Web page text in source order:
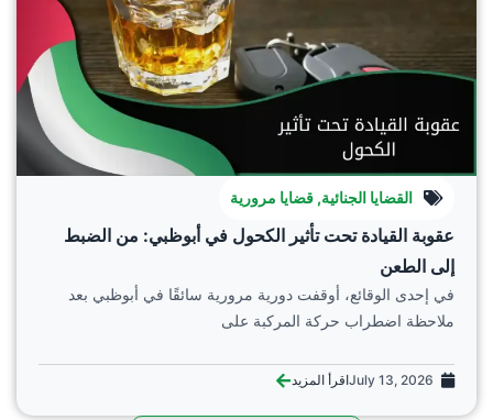
القضايا الجنائية, قضايا مرورية
عقوبة القيادة تحت تأثير الكحول في أبوظبي: من الضبط
إلى الطعن
في إحدى الوقائع، أوقفت دورية مرورية سائقًا في أبوظبي بعد
ملاحظة اضطراب حركة المركبة على
July 13, 2026اقرأ المزيد